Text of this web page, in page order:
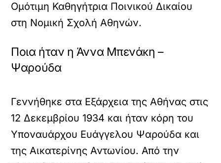
Ομότιμη Καθηγήτρια Ποινικού Δικαίου
στη Νομική Σχολή Αθηνών.
Ποια ήταν η Άννα Μπενάκη –
Ψαρούδα
Γεννήθηκε στα Εξάρχεια της Αθήνας στις
12 Δεκεμβρίου 1934 και ήταν κόρη του
Υποναυάρχου Ευάγγελου Ψαρούδα και
της Αικατερίνης Αντωνίου. Από την